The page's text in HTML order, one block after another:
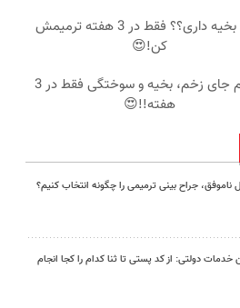
جای بخیه داری؟؟ فقط در 3 هفته ترمیمش
کن!😍
ترمیم جای زخم، بخیه و سوختگی فقط در 3
هفته!!😍
ناموفق، جراح بینی ترمیمی را چگونه انتخاب کنیم؟
خدمات دولتی: از کد پستی تا ثنا کدام را کجا انجام